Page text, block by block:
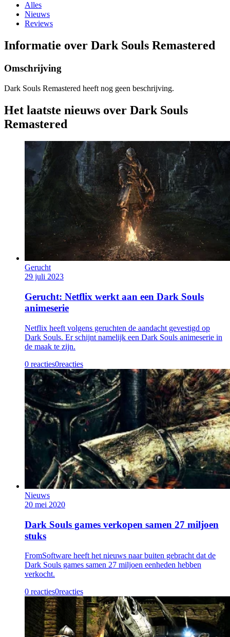
Alles
Nieuws
Reviews
Informatie over Dark Souls Remastered
Omschrijving
Dark Souls Remastered heeft nog geen beschrijving.
Het laatste nieuws over Dark Souls
Remastered
Gerucht
29 juli 2023
Gerucht: Netflix werkt aan een Dark Souls
animeserie
Netflix heeft volgens geruchten de aandacht gevestigd op
Dark Souls. Er schijnt namelijk een Dark Souls animeserie in
de maak te zijn.
0 reacties0reacties
Nieuws
20 mei 2020
Dark Souls games verkopen samen 27 miljoen
stuks
FromSoftware heeft het nieuws naar buiten gebracht dat de
Dark Souls games samen 27 miljoen eenheden hebben
verkocht.
0 reacties0reacties